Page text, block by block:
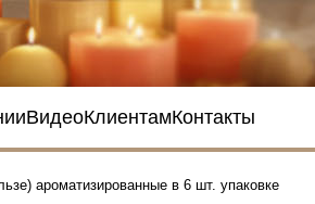
ВидеоКлиентамКонтакты
ароматизированные в 6 шт. упаковке